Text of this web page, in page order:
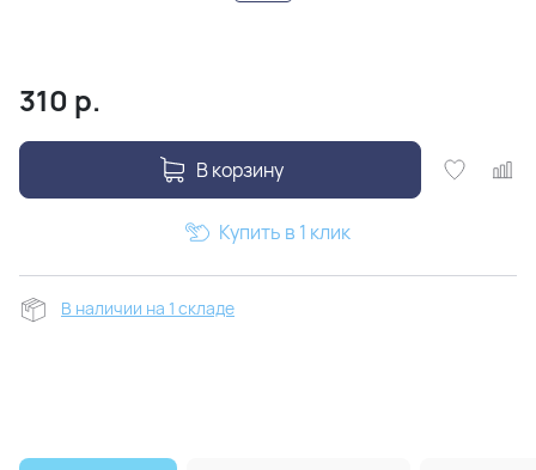
310 р.
В корзину
Купить в 1 клик
В наличии на 1 складе